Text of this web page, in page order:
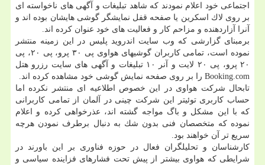
اجتماعی خود اعلام نمودند كه شاهد تبلیغات و آگهی های ناخواسته ای
بر روی لاك اسكرین یا صفحه قفل نمایشگر گوشی هایشان بوده اند و
آنرا آزاردهنده و مزاحم كار و فعالیت های خود عنوان كرده اند.
برمبنای گزارشی كه وب سایت اندروید پلیس در این زمینه منتشر
نموده است، تمامی كاربران گوشیهای هواوی پی ۳۰ پرو، پی ۲۰، پی
۲۰ پرو، پی ۲۰ لایت و آنر ۱۰ تبلیغات و آگهی های سایت رزرو هتل
Booking.com را بر روی صفحه نمایش گوشی خود مشاهده كرده اند.
تابحال شركت هواوی در این خصوص اطلاعیه ای منتشر نكرده اما
حساب كاربری توئیتر این شركت چینی در آلمان از تمامی كاربرانی
كه با این مشكل و باگ مواجه گشته اند، عذرخواهی كرده و اعلام
نموده كه متخصصان فنی بدون شك به دنبال برطرف نمودن هرچه
سریع تر آن خواهند بود.
كارشناسان و تحلیلگران فعال در حوزه فناوری بر این باورند در
شرایطی كه هواوی بیشتر از پیش تحت فشارهای فزاینده سیاسی و